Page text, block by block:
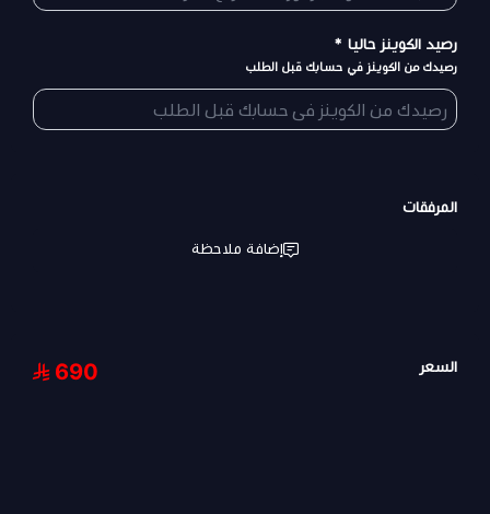
رصيد الكوينز حاليا *
رصيدك من الكوينز في حسابك قبل الطلب
المرفقات
إضافة ملاحظة
السعر 690